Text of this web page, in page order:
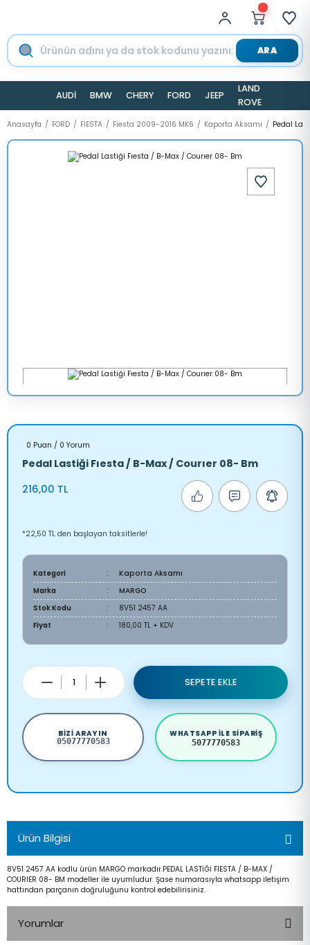
ARA
AUDİ BMW CHERY FORD JEEP
LAND
ROVER
Anasayfa FORD FİESTA Fiesta 2009-2016 MK6 Kaporta Aksamı Pedal
0 Puan / 0 Yorum
Pedal Lastiği Fıesta / B-Max / Courıer 08- Bm
216,00 TL
*22,50 TL den başlayan taksitlerle!
Kategori
Kaporta Aksamı
Marka
MARGO
Stok Kodu
8V51 2457 AA
Fiyat
180,00 TL + KDV
SEPETE EKLE
BIZI ARAYIN
05077770583
WHATSAPP ILE SIPARIŞ
5077770583
Ürün Bilgisi
8V51 2457 AA kodlu ürün MARGO markadır.PEDAL LASTİĞİ FIESTA / B-MAX /
COURIER 08- BM modeller ile uyumludur. Şase numarasıyla whatsapp iletişim
hattından parçanın doğruluğunu kontrol edebilirisiniz.
Yorumlar